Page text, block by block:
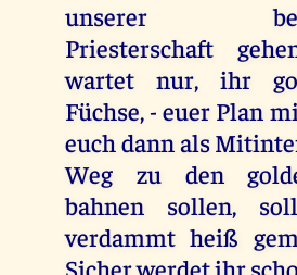
unserer
Priesterschaft
wartet nur, ihr
Füchse, - euer Plan
euch dann als
Weg zu den
bahnen sollen,
verdammt heiß
Sicher werdet ihr